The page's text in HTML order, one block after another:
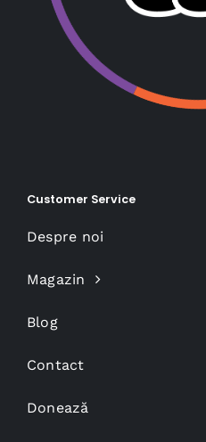
Customer Service
Despre noi
Magazin
Blog
Contact
Donează